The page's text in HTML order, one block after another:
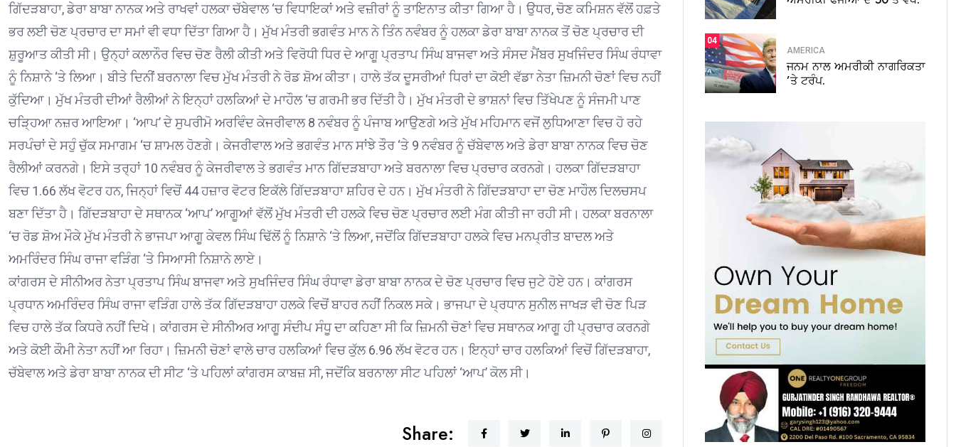
ਗਿੱਦੜਬਾਹਾ, ਡੇਰਾ ਬਾਬਾ ਨਾਨਕ ਅਤੇ ਰਾਖਵਾਂ ਹਲਕਾ ਚੱਬੇਵਾਲ ‘ਚ ਵਿਧਾਇਕਾਂ ਅਤੇ ਵਜ਼ੀਰਾਂ ਨੂੰ ਤਾਇਨਾਤ ਕੀਤਾ ਗਿਆ ਹੈ। ਉਧਰ, ਚੋਣ ਕਮਿਸ਼ਨ ਵੱਲੋਂ ਹਫ਼ਤੇ
ਭਰ ਲਈ ਚੋਣ ਪ੍ਰਚਾਰ ਦਾ ਸਮਾਂ ਵੀ ਵਧਾ ਦਿੱਤਾ ਗਿਆ ਹੈ। ਮੁੱਖ ਮੰਤਰੀ ਭਗਵੰਤ ਮਾਨ ਨੇ ਤਿੰਨ ਨਵੰਬਰ ਨੂੰ ਹਲਕਾ ਡੇਰਾ ਬਾਬਾ ਨਾਨਕ ਤੋਂ ਚੋਣ ਪ੍ਰਚਾਰ ਦੀ
ਸ਼ੁਰੂਆਤ ਕੀਤੀ ਸੀ। ਉਨ੍ਹਾਂ ਕਲਾਨੌਰ ਵਿਚ ਚੋਣ ਰੈਲੀ ਕੀਤੀ ਅਤੇ ਵਿਰੋਧੀ ਧਿਰ ਦੇ ਆਗੂ ਪ੍ਰਤਾਪ ਸਿੰਘ ਬਾਜਵਾ ਅਤੇ ਸੰਸਦ ਮੈਂਬਰ ਸੁਖਜਿੰਦਰ ਸਿੰਘ ਰੰਧਾਵਾ
ਨੂੰ ਨਿਸ਼ਾਨੇ ‘ਤੇ ਲਿਆ। ਬੀਤੇ ਦਿਨੀਂ ਬਰਨਾਲਾ ਵਿਚ ਮੁੱਖ ਮੰਤਰੀ ਨੇ ਰੋਡ ਸ਼ੋਅ ਕੀਤਾ। ਹਾਲੇ ਤੱਕ ਦੂਸਰੀਆਂ ਧਿਰਾਂ ਦਾ ਕੋਈ ਵੱਡਾ ਨੇਤਾ ਜ਼ਿਮਨੀ ਚੋਣਾਂ ਵਿਚ ਨਹੀਂ
ਕੁੱਦਿਆ। ਮੁੱਖ ਮੰਤਰੀ ਦੀਆਂ ਰੈਲੀਆਂ ਨੇ ਇਨ੍ਹਾਂ ਹਲਕਿਆਂ ਦੇ ਮਾਹੌਲ ‘ਚ ਗਰਮੀ ਭਰ ਦਿੱਤੀ ਹੈ। ਮੁੱਖ ਮੰਤਰੀ ਦੇ ਭਾਸ਼ਨਾਂ ਵਿਚ ਤਿੱਖੇਪਣ ਨੂੰ ਸੰਜਮੀ ਪਾਣ
ਚੜ੍ਹਿਆ ਨਜ਼ਰ ਆਇਆ। ‘ਆਪ’ ਦੇ ਸੁਪਰੀਮੋ ਅਰਵਿੰਦ ਕੇਜਰੀਵਾਲ 8 ਨਵੰਬਰ ਨੂੰ ਪੰਜਾਬ ਆਉਣਗੇ ਅਤੇ ਮੁੱਖ ਮਹਿਮਾਨ ਵਜੋਂ ਲੁਧਿਆਣਾ ਵਿਚ ਹੋ ਰਹੇ
ਸਰਪੰਚਾਂ ਦੇ ਸਹੁੰ ਚੁੱਕ ਸਮਾਗਮ ‘ਚ ਸ਼ਾਮਲ ਹੋਣਗੇ। ਕੇਜਰੀਵਾਲ ਅਤੇ ਭਗਵੰਤ ਮਾਨ ਸਾਂਝੇ ਤੌਰ ‘ਤੇ 9 ਨਵੰਬਰ ਨੂੰ ਚੱਬੇਵਾਲ ਅਤੇ ਡੇਰਾ ਬਾਬਾ ਨਾਨਕ ਵਿਚ ਚੋਣ
ਰੈਲੀਆਂ ਕਰਨਗੇ। ਇਸੇ ਤਰ੍ਹਾਂ 10 ਨਵੰਬਰ ਨੂੰ ਕੇਜਰੀਵਾਲ ਤੇ ਭਗਵੰਤ ਮਾਨ ਗਿੱਦੜਬਾਹਾ ਅਤੇ ਬਰਨਾਲਾ ਵਿਚ ਪ੍ਰਚਾਰ ਕਰਨਗੇ। ਹਲਕਾ ਗਿੱਦੜਬਾਹਾ
ਵਿਚ 1.66 ਲੱਖ ਵੋਟਰ ਹਨ, ਜਿਨ੍ਹਾਂ ਵਿਚੋਂ 44 ਹਜ਼ਾਰ ਵੋਟਰ ਇਕੱਲੇ ਗਿੱਦੜਬਾਹਾ ਸ਼ਹਿਰ ਦੇ ਹਨ। ਮੁੱਖ ਮੰਤਰੀ ਨੇ ਗਿੱਦੜਬਾਹਾ ਦਾ ਚੋਣ ਮਾਹੌਲ ਦਿਲਚਸਪ
ਬਣਾ ਦਿੱਤਾ ਹੈ। ਗਿੱਦੜਬਾਹਾ ਦੇ ਸਥਾਨਕ ‘ਆਪ’ ਆਗੂਆਂ ਵੱਲੋਂ ਮੁੱਖ ਮੰਤਰੀ ਦੀ ਹਲਕੇ ਵਿਚ ਚੋਣ ਪ੍ਰਚਾਰ ਲਈ ਮੰਗ ਕੀਤੀ ਜਾ ਰਹੀ ਸੀ। ਹਲਕਾ ਬਰਨਾਲਾ
‘ਚ ਰੋਡ ਸ਼ੋਅ ਮੌਕੇ ਮੁੱਖ ਮੰਤਰੀ ਨੇ ਭਾਜਪਾ ਆਗੂ ਕੇਵਲ ਸਿੰਘ ਢਿੱਲੋਂ ਨੂੰ ਨਿਸ਼ਾਨੇ ‘ਤੇ ਲਿਆ, ਜਦੋਂਕਿ ਗਿੱਦੜਬਾਹਾ ਹਲਕੇ ਵਿਚ ਮਨਪ੍ਰੀਤ ਬਾਦਲ ਅਤੇ
ਅਮਰਿੰਦਰ ਸਿੰਘ ਰਾਜਾ ਵੜਿੰਗ ‘ਤੇ ਸਿਆਸੀ ਨਿਸ਼ਾਨੇ ਲਾਏ।
ਕਾਂਗਰਸ ਦੇ ਸੀਨੀਅਰ ਨੇਤਾ ਪ੍ਰਤਾਪ ਸਿੰਘ ਬਾਜਵਾ ਅਤੇ ਸੁਖਜਿੰਦਰ ਸਿੰਘ ਰੰਧਾਵਾ ਡੇਰਾ ਬਾਬਾ ਨਾਨਕ ਦੇ ਚੋਣ ਪ੍ਰਚਾਰ ਵਿਚ ਜੁਟੇ ਹੋਏ ਹਨ। ਕਾਂਗਰਸ
ਪ੍ਰਧਾਨ ਅਮਰਿੰਦਰ ਸਿੰਘ ਰਾਜਾ ਵੜਿੰਗ ਹਾਲੇ ਤੱਕ ਗਿੱਦੜਬਾਹਾ ਹਲਕੇ ਵਿਚੋਂ ਬਾਹਰ ਨਹੀਂ ਨਿਕਲ ਸਕੇ। ਭਾਜਪਾ ਦੇ ਪ੍ਰਧਾਨ ਸੁਨੀਲ ਜਾਖੜ ਵੀ ਚੋਣ ਪਿੜ
ਵਿਚ ਹਾਲੇ ਤੱਕ ਕਿਧਰੇ ਨਹੀਂ ਦਿਖੇ। ਕਾਂਗਰਸ ਦੇ ਸੀਨੀਅਰ ਆਗੂ ਸੰਦੀਪ ਸੰਧੂ ਦਾ ਕਹਿਣਾ ਸੀ ਕਿ ਜ਼ਿਮਨੀ ਚੋਣਾਂ ਵਿਚ ਸਥਾਨਕ ਆਗੂ ਹੀ ਪ੍ਰਚਾਰ ਕਰਨਗੇ
ਅਤੇ ਕੋਈ ਕੌਮੀ ਨੇਤਾ ਨਹੀਂ ਆ ਰਿਹਾ। ਜ਼ਿਮਨੀ ਚੋਣਾਂ ਵਾਲੇ ਚਾਰ ਹਲਕਿਆਂ ਵਿਚ ਕੁੱਲ 6.96 ਲੱਖ ਵੋਟਰ ਹਨ। ਇਨ੍ਹਾਂ ਚਾਰ ਹਲਕਿਆਂ ਵਿਚੋਂ ਗਿੱਦੜਬਾਹਾ,
ਚੱਬੇਵਾਲ ਅਤੇ ਡੇਰਾ ਬਾਬਾ ਨਾਨਕ ਦੀ ਸੀਟ ‘ਤੇ ਪਹਿਲਾਂ ਕਾਂਗਰਸ ਕਾਬਜ਼ ਸੀ, ਜਦੋਂਕਿ ਬਰਨਾਲਾ ਸੀਟ ਪਹਿਲਾਂ ‘ਆਪ’ ਕੋਲ ਸੀ।
Share:
04
AMERICA
ਜਨਮ ਨਾਲ ਅਮਰੀਕੀ ਨਾਗਰਿਕਤਾ
’ਤੇ ਟਰੰਪ.